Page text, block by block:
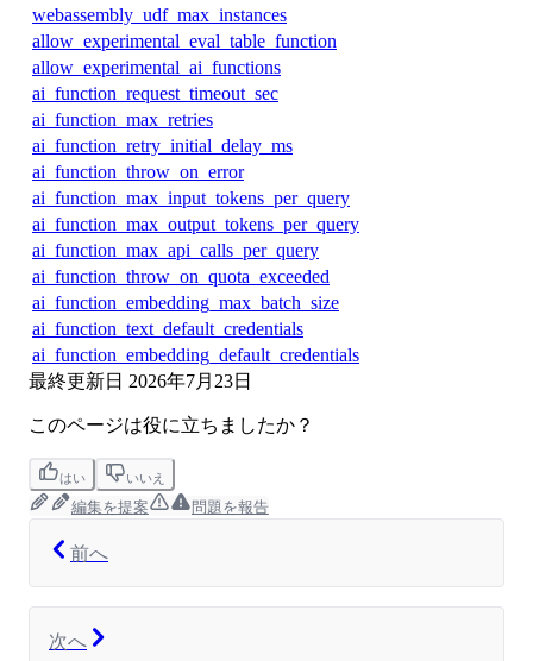
webassembly_udf_max_instances
allow_experimental_eval_table_function
allow_experimental_ai_functions
ai_function_request_timeout_sec
ai_function_max_retries
ai_function_retry_initial_delay_ms
ai_function_throw_on_error
ai_function_max_input_tokens_per_query
ai_function_max_output_tokens_per_query
ai_function_max_api_calls_per_query
ai_function_throw_on_quota_exceeded
ai_function_embedding_max_batch_size
ai_function_text_default_credentials
ai_function_embedding_default_credentials
最終更新日 2026年7月23日
このページは役に立ちましたか？
はい いいえ
編集を提案 問題を報告
前へ
次へ